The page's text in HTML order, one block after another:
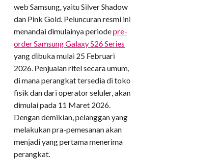
web Samsung, yaitu Silver Shadow
dan Pink Gold. Peluncuran resmi ini
menandai dimulainya periodepre-
order Samsung Galaxy S26 Series
yang dibuka mulai 25 Februari
2026. Penjualan ritel secara umum,
di mana perangkat tersedia di toko
fisik dan dari operator seluler, akan
dimulai pada 11 Maret 2026.
Dengan demikian, pelanggan yang
melakukan pra-pemesanan akan
menjadi yang pertama menerima
perangkat.